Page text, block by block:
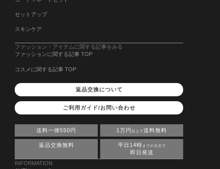
セットアップ
スキンケア
ファッション・アイテムに関する記事をみる
ファッションに関する記事 TOP
コスメに関する記事 TOP
返品交換について
ご利用ガイド/お問い合わせ
送料一律550円 1万円 以上で送料無料
返品交換無料 平日14時 までの注文で
即日発送
INFORMATION